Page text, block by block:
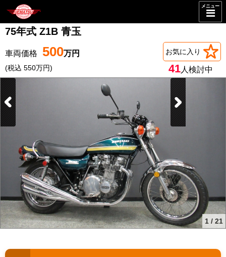
メニュー
75年式 Z1B 青玉
500
(税込 550万円)
お気に入り
41人検討中
1 / 21